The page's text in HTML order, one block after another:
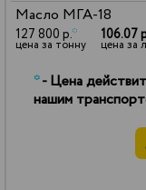
Масло МГА-18
127 800 р.*
цена за тонну
106.07
цена за
*- Цена
нашим